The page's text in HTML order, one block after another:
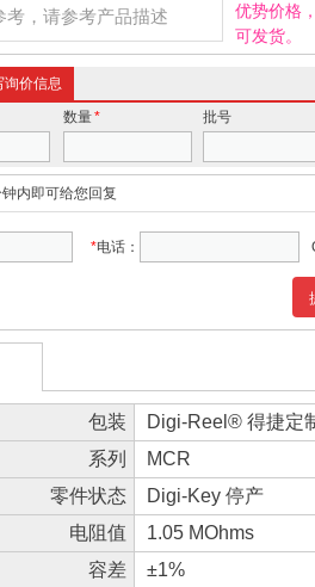
考，请参考产品描述
优势价格
可发货。
询价信息
数量* 批号
内即可给您回复
*电话：
包装
Digi-Reel® 得捷定
系列
MCR
零件状态
Digi-Key 停产
电阻值
1.05 MOhms
容差
±1%